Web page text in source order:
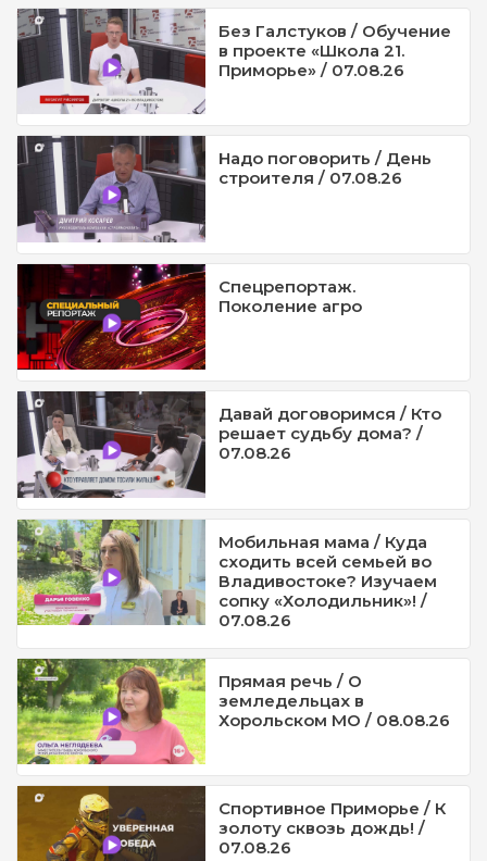
Без Галстуков / Обучение
в проекте «Школа 21.
Приморье» / 07.08.26
Надо поговорить / День
строителя / 07.08.26
Спецрепортаж.
Поколение агро
Давай договоримся / Кто
решает судьбу дома? /
07.08.26
Мобильная мама / Куда
сходить всей семьей во
Владивостоке? Изучаем
сопку «Холодильник»! /
07.08.26
Прямая речь / О
земледельцах в
Хорольском МО / 08.08.26
Спортивное Приморье / К
золоту сквозь дождь! /
07.08.26